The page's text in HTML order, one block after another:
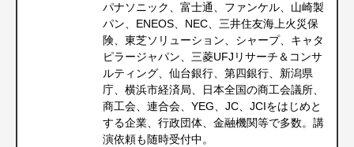
パナソニック、富士通、ファンケル、山崎製
パン、ENEOS、NEC、三井住友海上火災保
険、東芝ソリューション、シャープ、キャタ
ピラージャパン、三菱UFJリサーチ＆コンサ
ルティング、仙台銀行、第四銀行、新潟県
庁、横浜市経済局、日本全国の商工会議所、
商工会、連合会、YEG、JC、JCIをはじめと
する企業、行政団体、金融機関等で多数。講
演依頼も随時受付中。